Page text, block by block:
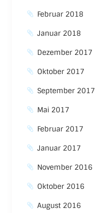
Februar 2018
Januar 2018
Dezember 2017
Oktober 2017
September 2017
Mai 2017
Februar 2017
Januar 2017
November 2016
Oktober 2016
August 2016